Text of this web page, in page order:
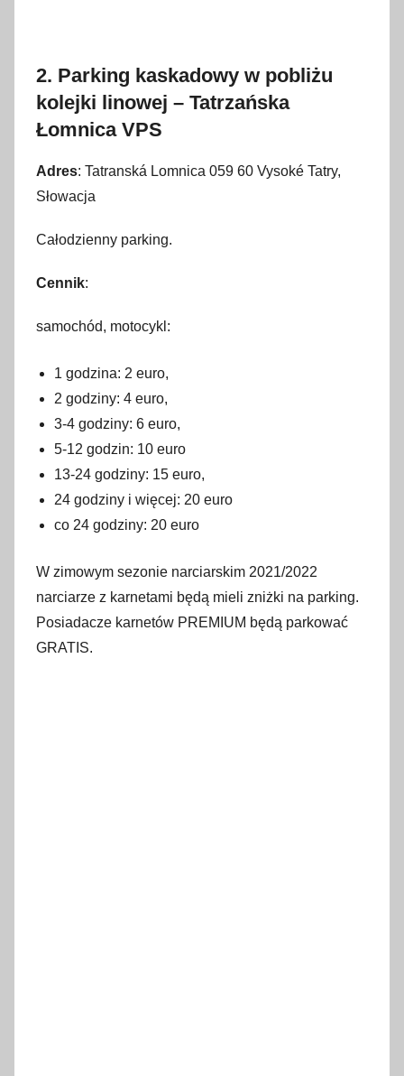
2. Parking kaskadowy w pobliżu
kolejki linowej – Tatrzańska
Łomnica VPS
Adres: Tatranská Lomnica 059 60 Vysoké Tatry,
Słowacja
Całodzienny parking.
Cennik:
samochód, motocykl:
1 godzina: 2 euro,
2 godziny: 4 euro,
3-4 godziny: 6 euro,
5-12 godzin: 10 euro
13-24 godziny: 15 euro,
24 godziny i więcej: 20 euro
co 24 godziny: 20 euro
W zimowym sezonie narciarskim 2021/2022
narciarze z karnetami będą mieli zniżki na parking.
Posiadacze karnetów PREMIUM będą parkować
GRATIS.